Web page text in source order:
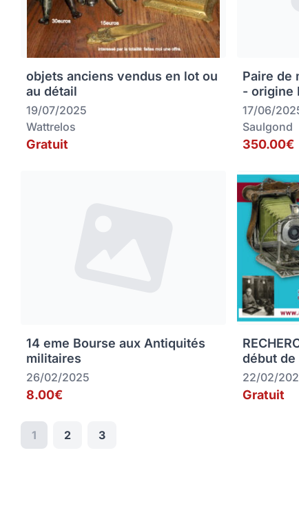
objets anciens vendus en lot ou
au détail
19/07/2025
Wattrelos
Gratuit
Paire de
- origine
17/06/
Saulgond
350.00€
14 eme Bourse aux Antiquités
militaires
26/02/2025
8.00€
début
22/02/
Gratuit
1 2 3